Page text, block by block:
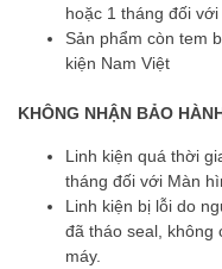
hoặc 1 tháng đối với
Sản phẩm còn tem
kiện Nam Việt
KHÔNG NHẬN BẢO
Linh kiện quá thời
tháng đối với Màn
Linh kiện bị lỗi do
đã tháo seal, không
máy.